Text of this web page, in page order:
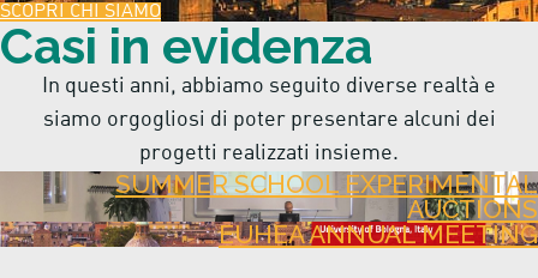
SCOPRI CHI SIAMO
Casi in evidenza
In questi anni, abbiamo seguito diverse realtà e
siamo orgogliosi di poter presentare alcuni dei
progetti realizzati insieme.
SUMMER SCHOOL EXPERIMENTAL
AUCTIONS
EUHEA ANNUAL MEETING